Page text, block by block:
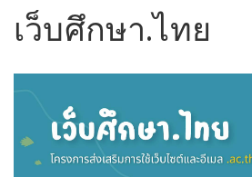
เว็บศึกษา.ไทย